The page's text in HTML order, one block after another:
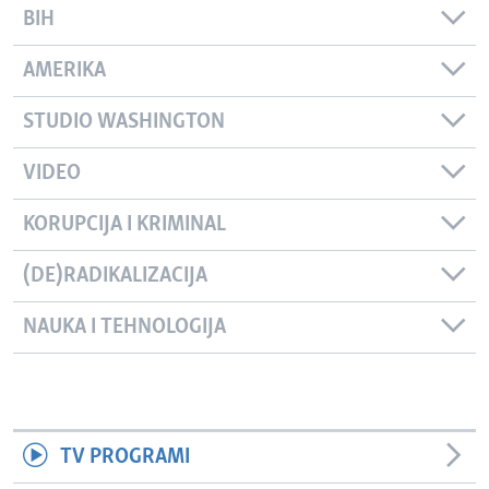
BIH
AMERIKA
STUDIO WASHINGTON
VIDEO
KORUPCIJA I KRIMINAL
(DE)RADIKALIZACIJA
NAUKA I TEHNOLOGIJA
TV PROGRAMI